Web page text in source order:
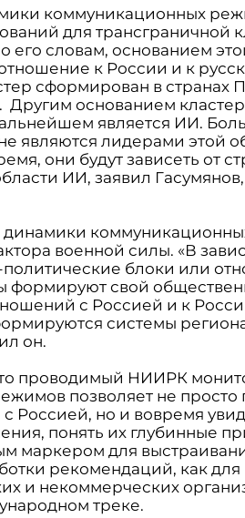
коммуникационных
для трансграничной
его словам, основанием
к России и к
сформирован в странах
Другим основанием
является ИИ.
являются лидерами этой
они будут зависеть от
ИИ, заявил
военной силы. «В
блоки или
формируют свой
с Россией и к
системы
он.
проводимый НИИРК
позволяет не просто
Россией, но и вовремя
понять их глубинные
маркером для
рекомендаций, как для
и некоммерческих
треке.